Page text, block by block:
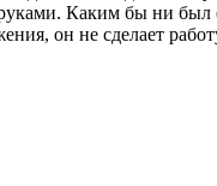
Каким бы ни был
он не сделает